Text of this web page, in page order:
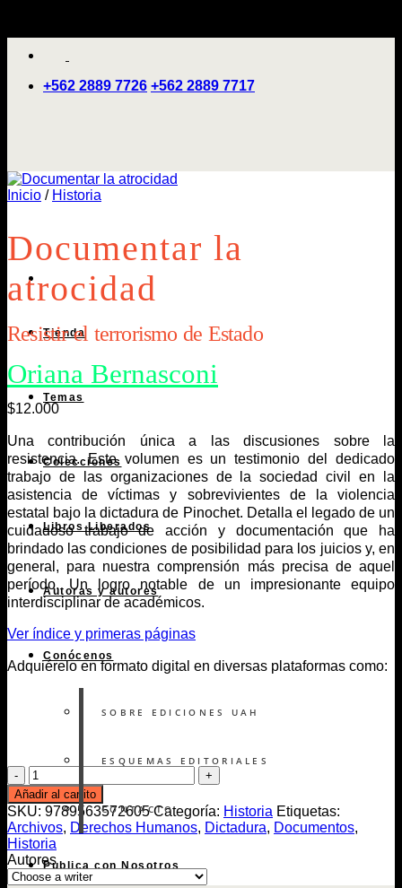
+562 2889 7726 +562 2889 7717
Tienda
Temas
Colecciones
Libros Liberados
Autoras y autores
Conócenos
SOBRE EDICIONES UAH
ESQUEMAS EDITORIALES
CONTACTO
Publica con Nosotros
Inicio / Historia
Documentar la
atrocidad
Resistir el terrorismo de Estado
Oriana Bernasconi
$12.000
Una contribución única a las discusiones sobre la
resistencia. Este volumen es un testimonio del dedicado
trabajo de las organizaciones de la sociedad civil en la
asistencia de víctimas y sobrevivientes de la violencia
estatal bajo la dictadura de Pinochet. Detalla el legado de un
cuidadoso trabajo de acción y documentación que ha
brindado las condiciones de posibilidad para los juicios y, en
general, para nuestra comprensión más precisa de aquel
período. Un logro notable de un impresionante equipo
interdisciplinar de académicos.
Ver índice y primeras páginas
Adquiérelo en formato digital en diversas plataformas como:
Documentar
la
atrocidad
cantidad
Añadir al carrito
SKU: 9789563572605 Categoría: Historia Etiquetas:
Archivos, Derechos Humanos, Dictadura, Documentos,
Historia
Autores